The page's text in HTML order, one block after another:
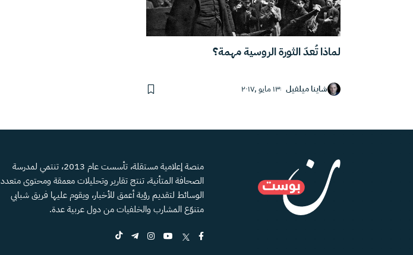
لماذا تُعدّ الثورة الروسية مهمة؟
شاينا ميلفيل ١٣ مايو ,٢٠١٧
منصة إعلامية مستقلة، تأسست عام 2013، تنتمي لمدرسة
الصحافة المتأنية، تنتج تقارير وتحليلات معمقة ومحتوى متعدد
الوسائط لتقديم رؤية أعمق للأخبار، ويقوم عليها فريق شبابي
متنوّع المشارب والخلفيات من دول عربية عدة.